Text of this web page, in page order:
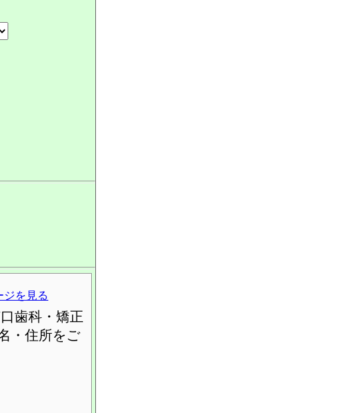
ジを見る
歯科・矯正
・住所をご